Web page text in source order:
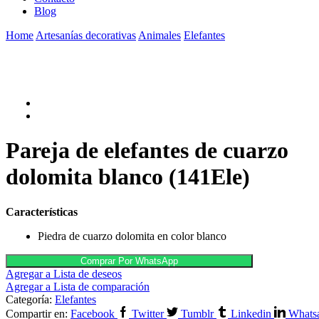
Blog
Home Artesanías decorativas Animales Elefantes
Pareja de elefantes de cuarzo
dolomita blanco (141Ele)
Características
Piedra de cuarzo dolomita en color blanco
Comprar Por WhatsApp
Agregar a Lista de deseos
Agregar a Lista de comparación
Categoría: Elefantes
Compartir en: Facebook Twitter Tumblr Linkedin